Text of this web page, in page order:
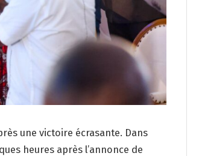
une victoire écrasante. Dans
heures après l’annonce de